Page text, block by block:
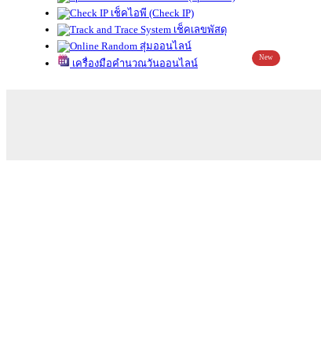
เช็คไอพี (Check IP)
เช็คเลขพัสดุ
สุ่มออนไลน์
เครื่องมือคำนวณวันออนไลน์
New